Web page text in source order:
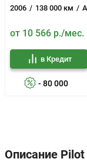
2006 138 000 км
от 10 566 р./мес.
- 80 000
в Кредит
Описание Pilot